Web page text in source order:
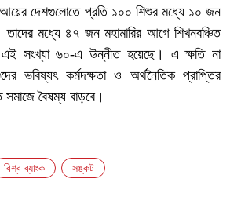
দেশগুলোতে প্রতি ১০০ শিশুর মধ্যে ১০ জন
তাদের মধ্যে ৪৭ জন মহামারির আগে শিখনবঞ্চিত
এই সংখ্যা ৬০-এ উন্নীত হয়েছে। এ ক্ষতি না
ভবিষ্যৎ কর্মদক্ষতা ও অর্থনৈতিক প্রাপ্তির
বৈষম্য বাড়বে।
বিশ্ব ব্যাংক সঙ্কট